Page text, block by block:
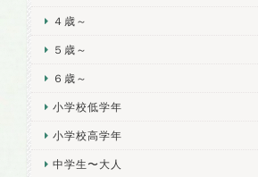
４歳～
５歳～
６歳～
小学校低学年
小学校高学年
中学生〜大人